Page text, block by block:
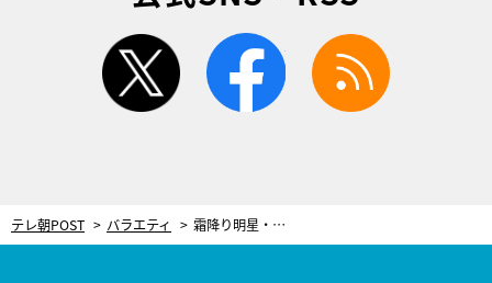
twitter facebook
テレ朝POST バラエティ 霜降り明星・粗品は“可愛げ”がない！せいやが可愛くする方法を試行錯誤し…熱唱＆絶叫も